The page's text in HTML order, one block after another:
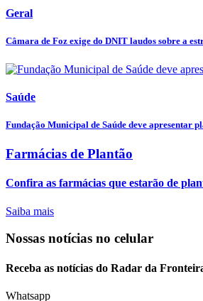
Geral
Câmara de Foz exige do DNIT laudos sobre a
Saúde
Fundação Municipal de Saúde deve apresentar
Farmácias de Plantão
Confira as farmácias que estarão de
Saiba mais
Nossas notícias no celular
Receba as notícias do Radar da
Whatsapp